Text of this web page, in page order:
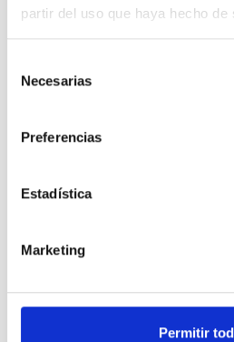
partir del uso que haya hecho
Necesarias
Preferencias
Estadística
Marketing
Permitir
*Suscribiéndote aceptas nuestra